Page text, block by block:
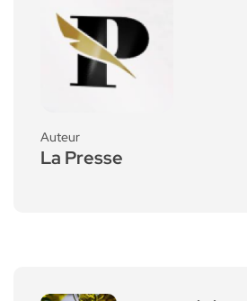
Auteur
La Presse